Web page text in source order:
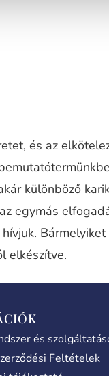
és az
különböző
egymás
elkészítve.
és
Feltételek